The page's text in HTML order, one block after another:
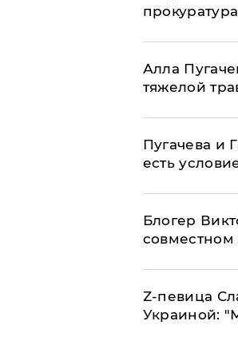
Алла
тяжелой
Пугачева и
есть
Блогер
Z-певица
Украиной: